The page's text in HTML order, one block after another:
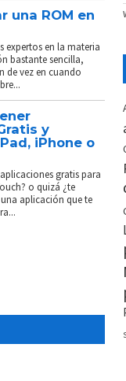
una ROM en
expertos en la materia
bastante sencilla,
de vez en cuando
y
iPhone o
gratis para
o quizá ¿te
aplicación que te